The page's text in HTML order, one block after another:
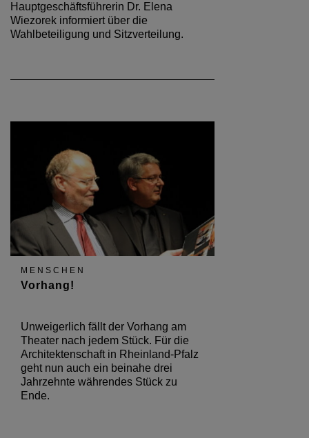
Hauptgeschäftsführerin Dr. Elena
Wiezorek informiert über die
Wahlbeteiligung und Sitzverteilung.
MENSCHEN
Vorhang!
Unweigerlich fällt der Vorhang am
Theater nach jedem Stück. Für die
Architektenschaft in Rheinland-Pfalz
geht nun auch ein beinahe drei
Jahrzehnte währendes Stück zu
Ende.